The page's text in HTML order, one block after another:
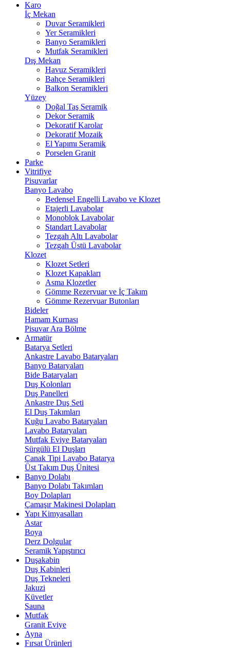
Karo
İç Mekan
Duvar Seramikleri
Yer Seramikleri
Banyo Seramikleri
Mutfak Seramikleri
Dış Mekan
Havuz Seramikleri
Bahçe Seramikleri
Balkon Seramikleri
Yüzey
Doğal Taş Seramik
Dekor Seramik
Dekoratif Karolar
Dekoratif Mozaik
El Yapımı Seramik
Porselen Granit
Parke
Vitrifiye
Pisuvarlar
Banyo Lavabo
Bedensel Engelli Lavabo ve Klozet
Etajerli Lavabolar
Monoblok Lavabolar
Standart Lavabolar
Tezgah Altı Lavabolar
Tezgah Üstü Lavabolar
Klozet
Klozet Setleri
Klozet Kapakları
Asma Klozetler
Gömme Rezervuar ve İç Takım
Gömme Rezervuar Butonları
Bideler
Hamam Kurnası
Pisuvar Ara Bölme
Armatür
Batarya Setleri
Ankastre Lavabo Bataryaları
Banyo Bataryaları
Bide Bataryaları
Duş Kolonları
Duş Panelleri
Ankastre Duş Seti
El Duş Takımları
Kuğu Lavabo Bataryaları
Lavabo Bataryaları
Mutfak Eviye Bataryaları
Sürgülü El Duşları
Çanak Tipi Lavabo Batarya
Üst Takım Duş Ünitesi
Banyo Dolabı
Banyo Dolabı Takımları
Boy Dolapları
Çamaşır Makinesi Dolapları
Yapı Kimyasalları
Astar
Boya
Derz Dolgular
Seramik Yapıştırıcı
Duşakabin
Duş Kabinleri
Duş Tekneleri
Jakuzi
Küvetler
Sauna
Mutfak
Granit Eviye
Ayna
Fırsat Ürünleri